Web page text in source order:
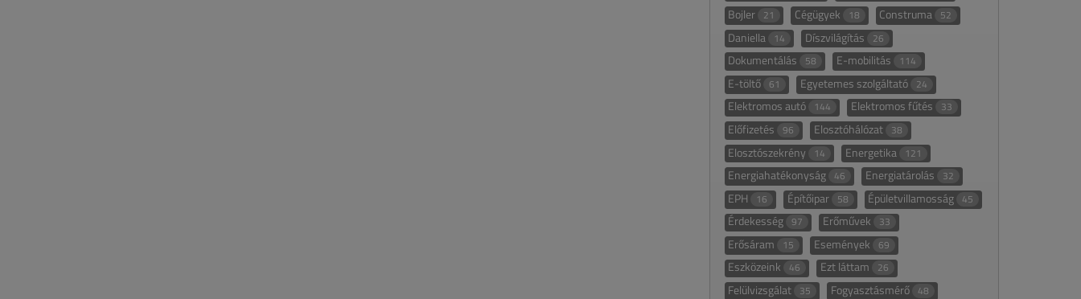
Bojler 21 Cégügyek 18 Construma 52
Daniella 14 Díszvilágítás 26
Dokumentálás 58 E-mobilitás 114
E-töltő 61 Egyetemes szolgáltató 24
Elektromos autó 144 Elektromos fűtés 33
Előfizetés 96 Elosztóhálózat 38
Elosztószekrény 14 Energetika 121
Energiahatékonyság 46 Energiatárolás 32
EPH 16 Építőipar 58 Épületvillamosság 45
Érdekesség 97 Erőművek 33
Erősáram 15 Események 69
Eszközeink 46 Ezt láttam 26
Felülvizsgálat 35 Fogyasztásmérő 48